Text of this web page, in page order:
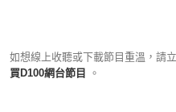
如想線上收聽或下載節目重溫，請
買D100網台節目
。